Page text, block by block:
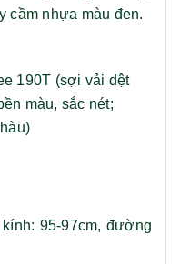
cầm nhựa màu đen.
190T (sợi vải dệt
màu, sắc nét;
95-97cm, đường